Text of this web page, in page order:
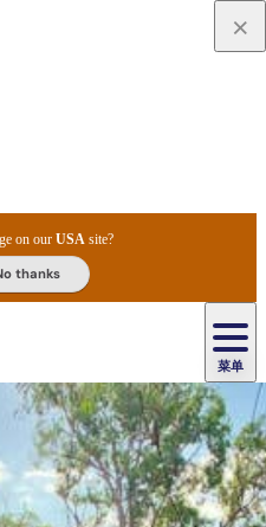
on ourUSA site?
thanks
菜单